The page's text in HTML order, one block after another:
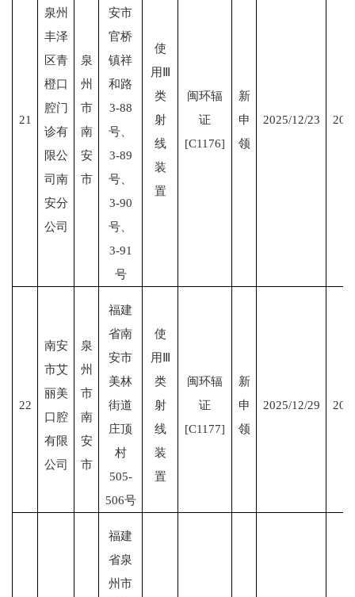
21
泉州
丰泽
区青
橙口
腔门
诊有
限公
司南
安分
公司
泉
州
市
南
安
市
安市
官桥
镇祥
和路
3-88
号、
3-89
号、
3-90
号、
3-91
号
使
用Ⅲ
类
射
线
装
置
闽环辐
证
[C1176]
新
申
领
2025/12/23
22
南安
市艾
丽美
口腔
有限
公司
泉
州
市
南
安
市
福建
省南
安市
美林
街道
庄顶
村
505-
506号
使
用Ⅲ
类
射
线
装
置
闽环辐
证
[C1177]
新
申
领
2025/12/29
福建
省泉
州市